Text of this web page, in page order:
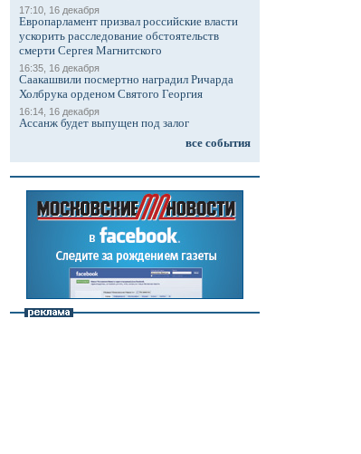
17:10, 16 декабря
Европарламент призвал российские власти
ускорить расследование обстоятельств
смерти Сергея Магнитского
16:35, 16 декабря
Саакашвили посмертно наградил Ричарда
Холбрука орденом Святого Георгия
16:14, 16 декабря
Ассанж будет выпущен под залог
все события